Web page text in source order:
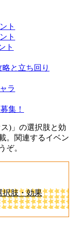
ト
ト
ト
と立ち回り
ラ
集！
)」の選択肢と効
。関連するイベン
ぞ。
択肢・効果